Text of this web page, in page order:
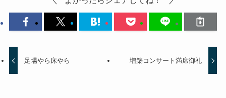
足場やら床やら 増築コンサート満席御礼